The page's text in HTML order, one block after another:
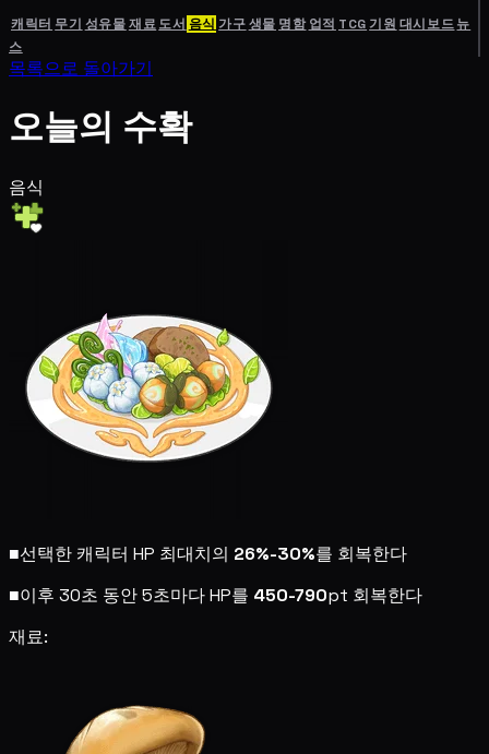
캐릭터 무기 성유물재료도서 음식 가구생물 명함 업적 TCG기원 대시보드뉴
스
목록으로 돌아가기
오늘의 수확
음식
■선택한 캐릭터 HP 최대치의 26%-30%를 회복한다
■이후 30초 동안 5초마다 HP를 450-790pt 회복한다
재료: